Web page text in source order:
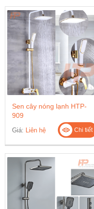
Sen cây nóng lạnh HTP-
909
Giá: Liên hệ Chi tiết